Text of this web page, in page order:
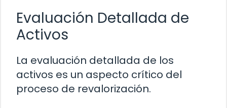
Evaluación Detallada de
Activos
La evaluación detallada de los
activos es un aspecto crítico del
proceso de revalorización.